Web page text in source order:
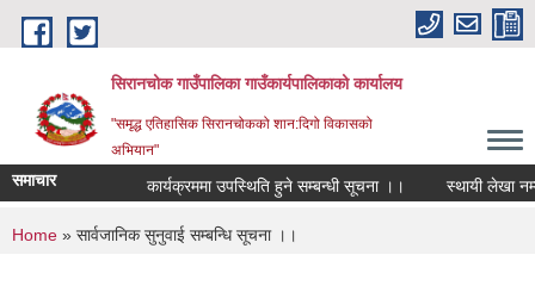
Skip to main content
सिरानचोक गाउँपालिका गाउँकार्यपालिकाको कार्यालय
"समृद्ध एतिहासिक सिरानचोकको शान:दिगो विकासको
अभियान"
समाचार कार्यक्रममा उपस्थिति हुने सम्बन्धी सूचना ।। स्थायी लेखा नम्बर
You are here
Home » सार्वजानिक सुनुवाई सम्बन्धि सूचना ।।